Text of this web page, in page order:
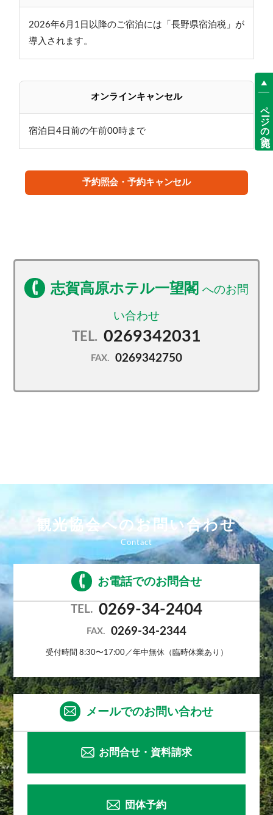
分）
・地獄谷野猿公苑 スノーモンキー（車30分＋駐車場
から徒歩30分）
・善光寺（車90分）
池
（ハイキングコース徒歩2時間）
2026年6月1日以降のご宿泊には「長野県宿泊税」が
導入されます。
オンラインキャンセル
宿泊日4日前の午前00時まで
予約照会・予約キャンセル
志賀高原ホテル一望閣
TEL. 0269342031
FAX. 0269342750
観光協会へのお問い合わせ
お電話でのお問合せ
TEL. 0269-34-2404
FAX. 0269-34-2344
受付時間 8:30〜17:00／年中無休（臨時休業あり）
メールでのお問い合わせ
お問合せ・資料請求
団体予約
ページの先頭へ